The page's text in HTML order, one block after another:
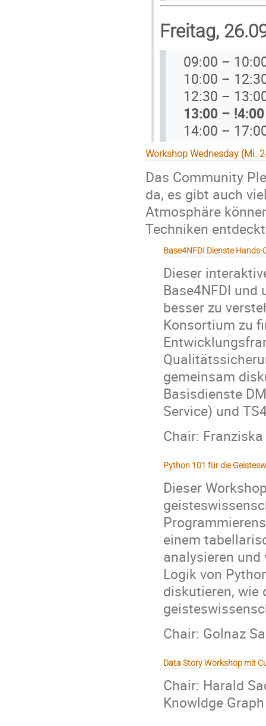
Freitag,
09:00 –
10:00 –
12:30 –
13:00 –
14:00 –
Workshop Wednesday (Mi.
Das Community
da, es gibt auch
Atmosphäre
Techniken
Base4NFDI Dienste Hands-
Dieser
Base4NFDI
besser zu
Konsortium zu
gemeinsam
Basisdienste
Service) und
Chair:
Python 101 für die
Dieser
einem
analysieren und
Logik von
diskutieren, wie
Chair: Golnaz
Data Story Workshop mit
Chair: Harald
Knowldge Graph